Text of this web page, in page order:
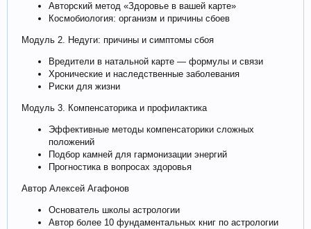
Авторский метод «Здоровье в вашей карте»
Космобиология: организм и причины сбоев
Модуль 2. Недуги: причины и симптомы сбоя
Вредители в натальной карте — формулы и связи
Хронические и наследственные заболевания
Риски для жизни
Модуль 3. Компенсаторика и профилактика
Эффективные методы компенсаторики сложных
положений
Подбор камней для гармонизации энергий
Прогностика в вопросах здоровья
Автор Алексей Агафонов
Основатель школы астрологии
Автор более 10 фундаментальных книг по астрологии